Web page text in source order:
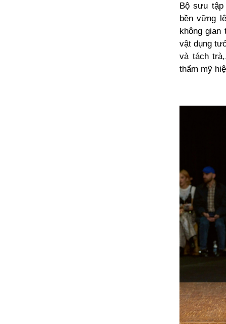
Bộ sưu tập
bền vững
không
vật dụng
và tách
thẩm mỹ